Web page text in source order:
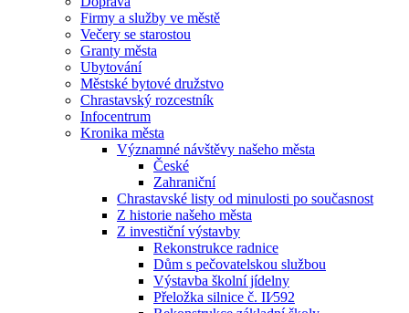
Firmy a služby ve městě
Večery se starostou
Granty města
Ubytování
Městské bytové družstvo
Chrastavský rozcestník
Infocentrum
Kronika města
Významné návštěvy našeho města
České
Zahraniční
Chrastavské listy od minulosti po současnost
Z historie našeho města
Z investiční výstavby
Rekonstrukce radnice
Dům s pečovatelskou službou
Výstavba školní jídelny
Přeložka silnice č. II⁄592